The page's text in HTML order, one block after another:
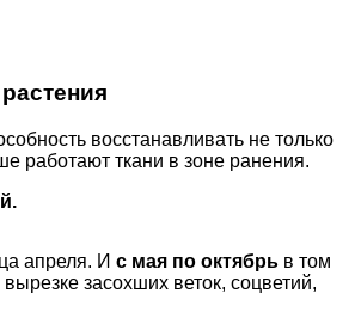
восстанавливать не только
работают ткани в зоне ранения.
апреля. И с мая по октябрь в том
засохших веток, соцветий,